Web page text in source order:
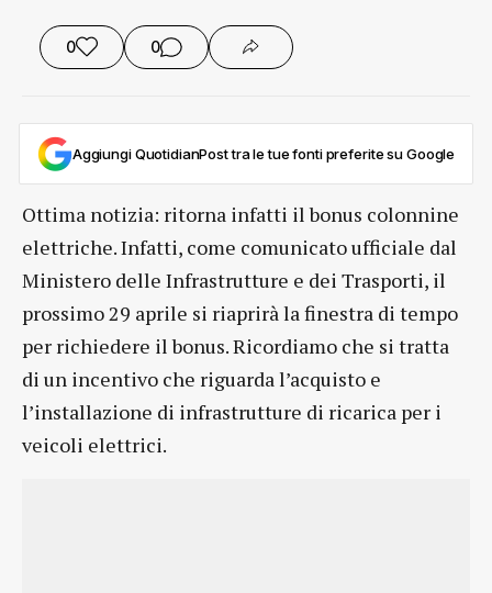
0 0
Aggiungi QuotidianPost tra le tue fonti preferite su Google
Ottima notizia: ritorna infatti il bonus colonnine
elettriche. Infatti, come comunicato ufficiale dal
Ministero delle Infrastrutture e dei Trasporti, il
prossimo 29 aprile si riaprirà la finestra di tempo
per richiedere il bonus. Ricordiamo che si tratta
di un incentivo che riguarda l’acquisto e
l’installazione di infrastrutture di ricarica per i
veicoli elettrici.